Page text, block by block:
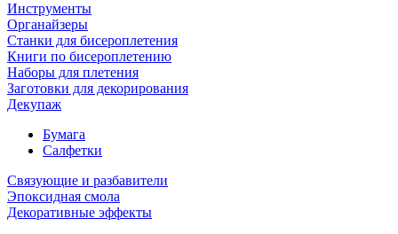
Инструменты
Органайзеры
Станки для бисероплетения
Книги по бисероплетению
Наборы для плетения
Заготовки для декорирования
Декупаж
Бумага
Салфетки
Связующие и разбавители
Эпоксидная смола
Декоративные эффекты